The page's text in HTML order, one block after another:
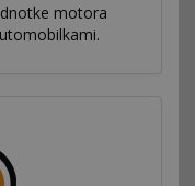
motora